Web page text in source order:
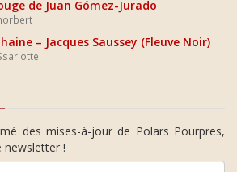
de Juan Gómez-Jurado
– Jacques Saussey (Fleuve Noir)
des mises-à-jour de Polars Pourpres,
newsletter !